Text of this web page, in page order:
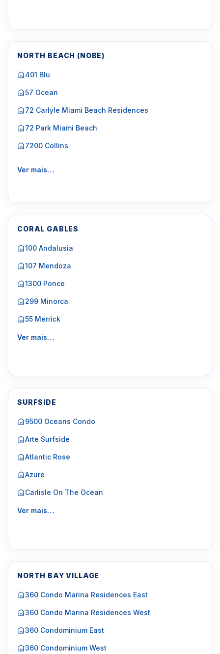
NORTH BEACH (NOBE)
401 Blu
57 Ocean
72 Carlyle Miami Beach Residences
72 Park Miami Beach
7200 Collins
Ver mais…
CORAL GABLES
100 Andalusia
107 Mendoza
1300 Ponce
299 Minorca
55 Merrick
Ver mais…
SURFSIDE
9500 Oceans Condo
Arte Surfside
Atlantic Rose
Azure
Carlisle On The Ocean
Ver mais…
NORTH BAY VILLAGE
360 Condo Marina Residences East
360 Condo Marina Residences West
360 Condominium East
360 Condominium West